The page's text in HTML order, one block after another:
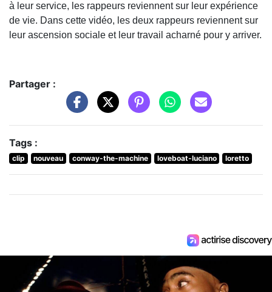
à leur service, les rappeurs reviennent sur leur expérience
de vie. Dans cette vidéo, les deux rappeurs reviennent sur
leur ascension sociale et leur travail acharné pour y arriver.
Partager :
Tags :
clip nouveau conway-the-machine loveboat-luciano loretto